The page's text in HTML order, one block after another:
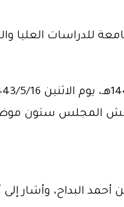
للدراسات العليا
المجلس ستون
البداح، وأشار